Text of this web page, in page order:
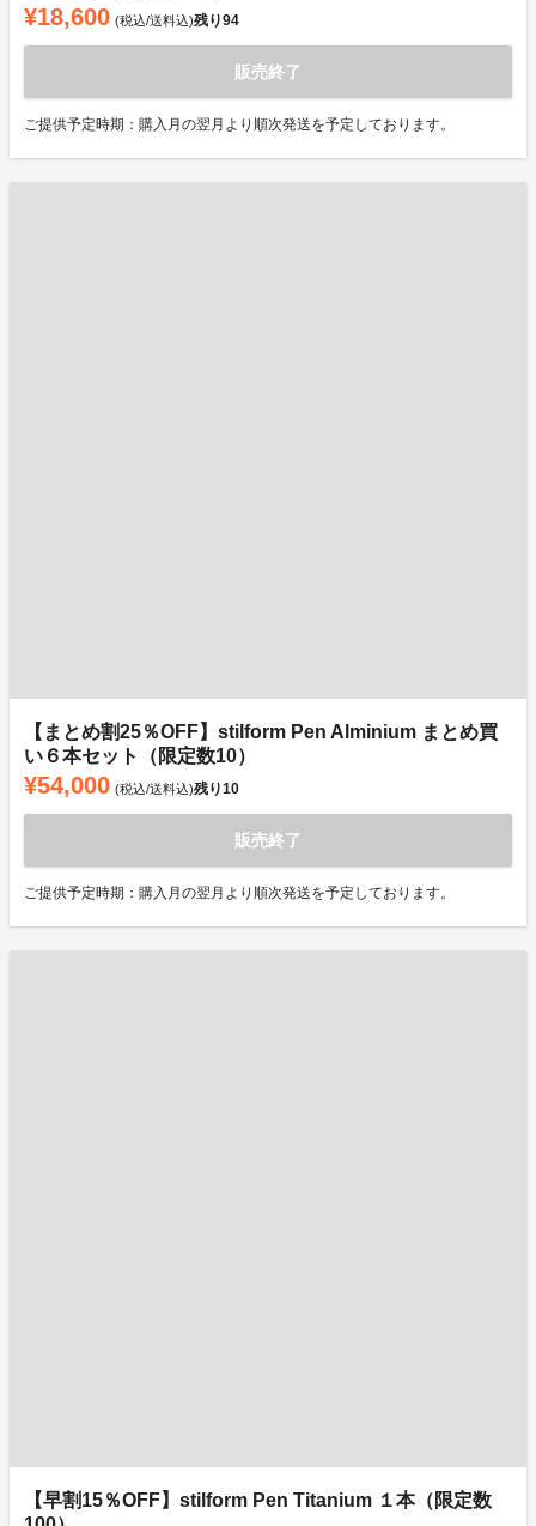
¥18,600 (税込/送料込)残り94
販売終了
ご提供予定時期：購入月の翌月より順次発送を予定しております。
【まとめ割25％OFF】stilform Pen Alminium まとめ買
い６本セット（限定数10）
¥54,000 (税込/送料込)残り10
販売終了
ご提供予定時期：購入月の翌月より順次発送を予定しております。
【早割15％OFF】stilform Pen Titanium １本（限定数